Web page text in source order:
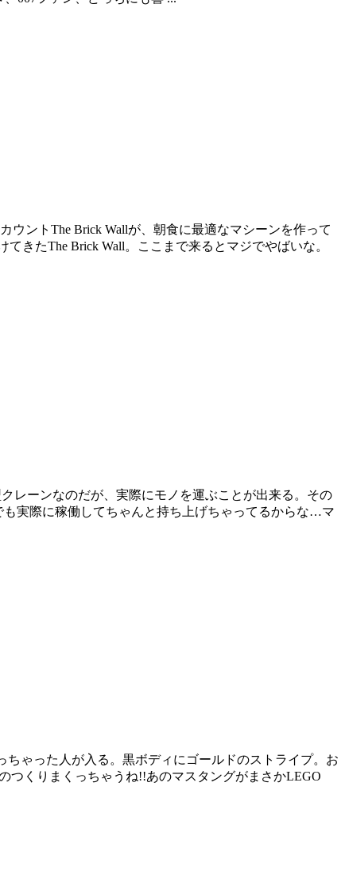
ウントThe Brick Wallが、朝食に最適なマシーンを作って
きたThe Brick Wall。ここまで来るとマジでやばいな。
レーンなのだが、実際にモノを運ぶことが出来る。その
実際に稼働してちゃんと持ち上げちゃってるからな…マ
ゃった人が入る。黒ボディにゴールドのストライプ。お
つくりまくっちゃうね!!あのマスタングがまさかLEGO